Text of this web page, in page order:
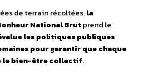
de terrain récoltées,la
National Brut prend le
les politiques publiques
pour garantir que chaque
le bien-être collectif.